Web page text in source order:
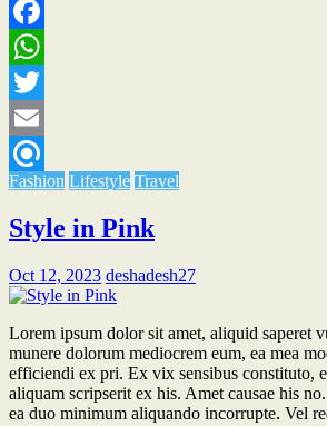
Facebook
WhatsApp
Twitter
Email
Refind
Fashion Lifestyle Travel
Style in Pink
Oct 12, 2023 deshadesh27
Lorem ipsum dolor sit amet, aliquid saperet
munere dolorum mediocrem eum, ea mea
efficiendi ex pri. Ex vix sensibus constituto,
aliquam scripserit ex his. Amet causae his
ea duo minimum aliquando incorrupte. Vel